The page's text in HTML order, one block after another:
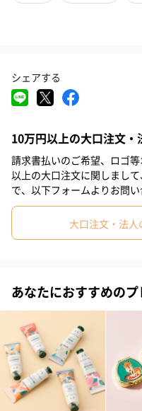
そんなこだわりが詰まって、
また、エタノールフリーなの
すい季節にもぴったりです。
邪魔しない、心地よい使
スタイリッシュなデザイン
さっと塗ってハンドとネイ
ッシュさせてくれます。
さらに、ハンドクリームによ
シェアする
10万円以上の大口注文
請求書払いのご希望、ロゴ
以上の大口注文に関しまし
で、以下フォームよりお問い
大口注文・法
あなたにおすすめのプ